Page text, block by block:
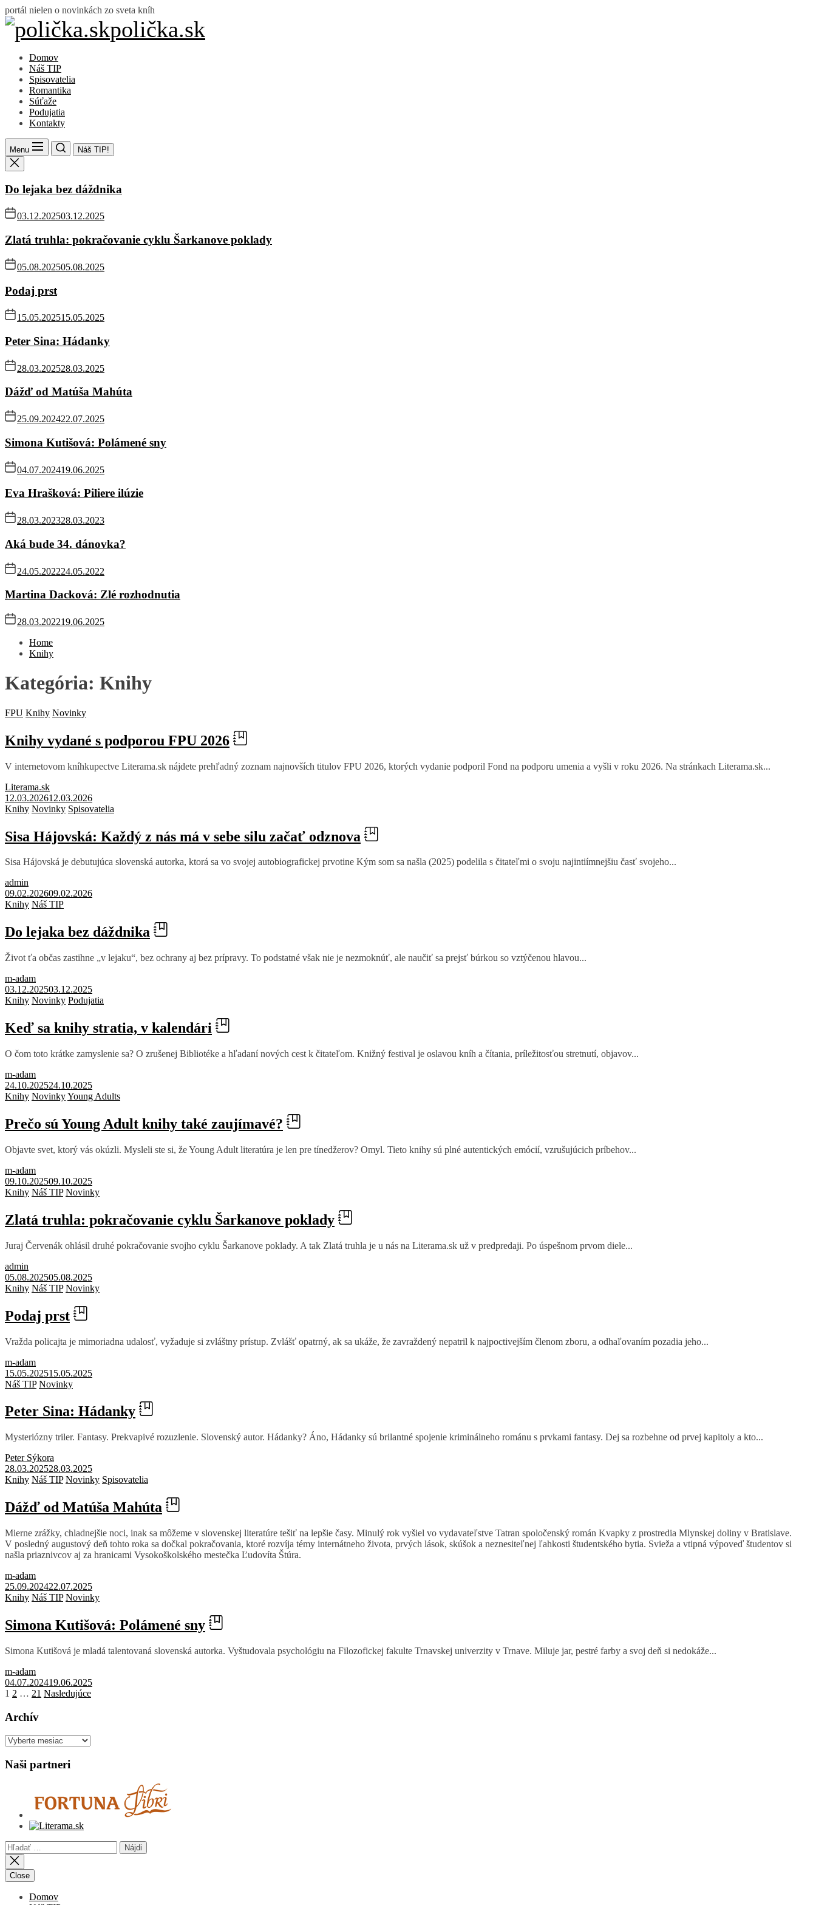
Skip
to
content
portál nielen o novinkách zo sveta kníh
polička.sk
polička.sk
Domov
Náš TIP
Spisovatelia
Romantika
Súťaže
Podujatia
Kontakty
Menu Náš TIP!
Do lejaka bez dáždnika
03.12.202503.12.2025
Zlatá truhla: pokračovanie cyklu Šarkanove poklady
05.08.202505.08.2025
Podaj prst
15.05.202515.05.2025
Peter Sina: Hádanky
28.03.202528.03.2025
Dážď od Matúša Mahúta
25.09.202422.07.2025
Simona Kutišová: Polámené sny
04.07.202419.06.2025
Eva Hrašková: Piliere ilúzie
28.03.202328.03.2023
Aká bude 34. dánovka?
24.05.202224.05.2022
Martina Dacková: Zlé rozhodnutia
28.03.202219.06.2025
Home
Knihy
Kategória: Knihy
FPU Knihy Novinky
Knihy vydané s podporou FPU 2026
V internetovom kníhkupectve Literama.sk nájdete prehľadný zoznam najnovších titulov FPU 2026, ktorých vydanie podporil Fond na podporu umenia a vyšli v roku 2026. Na stránkach Literama.sk...
Literama.sk
12.03.202612.03.2026
Knihy Novinky Spisovatelia
Sisa Hájovská: Každý z nás má v sebe silu začať odznova
Sisa Hájovská je debutujúca slovenská autorka, ktorá sa vo svojej autobiografickej prvotine Kým som sa našla (2025) podelila s čitateľmi o svoju najintiímnejšiu časť svojeho...
admin
09.02.202609.02.2026
Knihy Náš TIP
Do lejaka bez dáždnika
Život ťa občas zastihne „v lejaku“, bez ochrany aj bez prípravy. To podstatné však nie je nezmoknúť, ale naučiť sa prejsť búrkou so vztýčenou hlavou...
m-adam
03.12.202503.12.2025
Knihy Novinky Podujatia
Keď sa knihy stratia, v kalendári
O čom toto krátke zamyslenie sa? O zrušenej Bibliotéke a hľadaní nových cest k čitateľom. Knižný festival je oslavou kníh a čítania, príležitosťou stretnutí, objavov...
m-adam
24.10.202524.10.2025
Knihy NovinkyYoung Adults
Prečo sú Young Adult knihy také zaujímavé?
Objavte svet, ktorý vás okúzli. Mysleli ste si, že Young Adult literatúra je len pre tínedžerov? Omyl. Tieto knihy sú plné autentických emócií, vzrušujúcich príbehov...
m-adam
09.10.202509.10.2025
Knihy Náš TIP Novinky
Zlatá truhla: pokračovanie cyklu Šarkanove poklady
Juraj Červenák ohlásil druhé pokračovanie svojho cyklu Šarkanove poklady. A tak Zlatá truhla je u nás na Literama.sk už v predpredaji. Po úspešnom prvom diele...
admin
05.08.202505.08.2025
Knihy Náš TIP Novinky
Podaj prst
Vražda policajta je mimoriadna udalosť, vyžaduje si zvláštny prístup. Zvlášť opatrný, ak sa ukáže, že zavraždený nepatril k najpoctivejším členom zboru, a odhaľovaním pozadia jeho...
m-adam
15.05.202515.05.2025
Náš TIP Novinky
Peter Sina: Hádanky
Mysteriózny triler. Fantasy. Prekvapivé rozuzlenie. Slovenský autor. Hádanky? Áno, Hádanky sú brilantné spojenie kriminálneho románu s prvkami fantasy. Dej sa rozbehne od prvej kapitoly a kto...
Peter Sýkora
28.03.202528.03.2025
Knihy Náš TIP Novinky Spisovatelia
Dážď od Matúša Mahúta
Mierne zrážky, chladnejšie noci, inak sa môžeme v slovenskej literatúre tešiť na lepšie časy. Minulý rok vyšiel vo vydavateľstve Tatran spoločenský román Kvapky z prostredia Mlynskej doliny v Bratislave.
V posledný augustový deň tohto roka sa dočkal pokračovania, ktoré rozvíja témy internátneho života, prvých lások, skúšok a neznesiteľnej ľahkosti študentského bytia. Svieža a vtipná výpoveď študentov si
našla priaznivcov aj za hranicami Vysokoškolského mestečka Ľudovíta Štúra.
m-adam
25.09.202422.07.2025
Knihy Náš TIP Novinky
Simona Kutišová: Polámené sny
Simona Kutišová je mladá talentovaná slovenská autorka. Vyštudovala psychológiu na Filozofickej fakulte Trnavskej univerzity v Trnave. Miluje jar, pestré farby a svoj deň si nedokáže...
m-adam
04.07.202419.06.2025
Stránkovanie
príspevkov
1 2 … 21 Nasledujúce
Archív
Archív
Naši partneri
Hľadať:
Close
Domov